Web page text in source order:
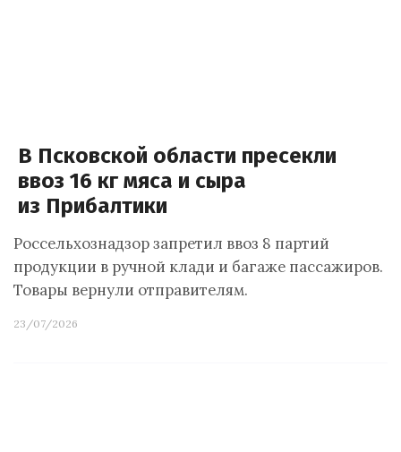
В Псковской области пресекли
ввоз 16 кг мяса и сыра
из Прибалтики
Россельхознадзор запретил ввоз 8 партий
продукции в ручной клади и багаже пассажиров.
Товары вернули отправителям.
23/07/2026